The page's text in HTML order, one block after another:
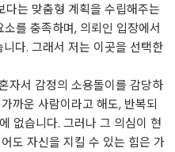
다는 맞춤형 계획을 수립해주는
를 충족하며, 의뢰인 입장에서
다. 그래서 저는 이곳을 선택한
자서 감정의 소용돌이를 감당하
까운 사람이라고 해도, 반복되
없습니다. 그러나 그 의심이 현
도 자신을 지킬 수 있는 힘은 가